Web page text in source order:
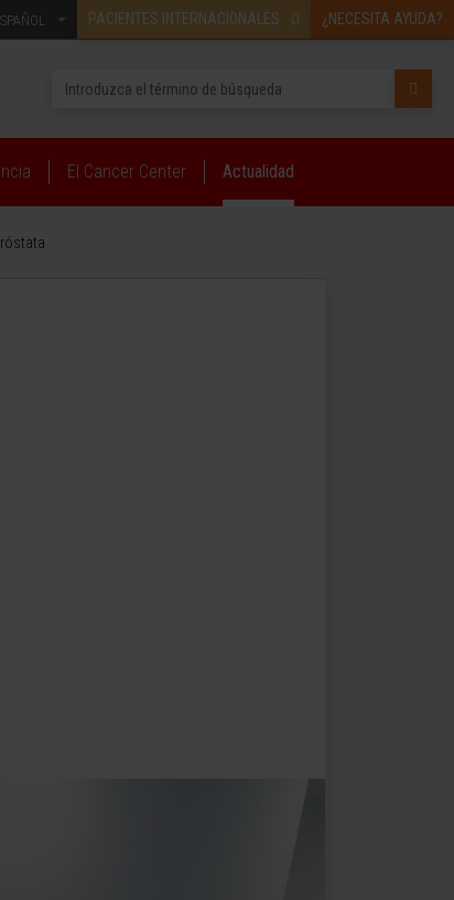
PACIENTES INTERNACIONALES ¿NECESITA AYUDA?
El Cancer Center Actualidad